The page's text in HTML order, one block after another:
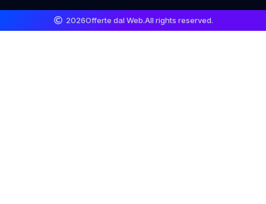
2026Offerte dal Web.All rights reserved.